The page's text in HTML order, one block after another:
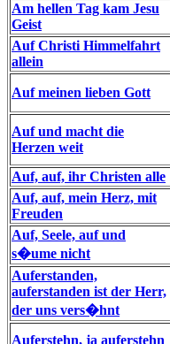
Am hellen Tag kam Jesu
Geist
Auf Christi Himmelfahrt
allein
Auf meinen lieben Gott
Auf und macht die
Herzen weit
Auf, auf, ihr Christen alle
Auf, auf, mein Herz, mit
Freuden
Auf, Seele, auf und
s�ume nicht
Auferstanden,
auferstanden ist der Herr,
der uns vers�hnt
Auferstehn, ja auferstehn